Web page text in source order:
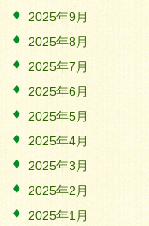
2025年9月
2025年8月
2025年7月
2025年6月
2025年5月
2025年4月
2025年3月
2025年2月
2025年1月